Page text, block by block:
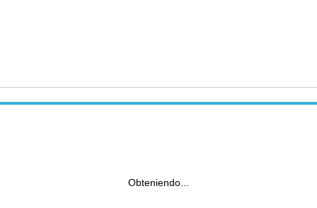
Obteniendo...